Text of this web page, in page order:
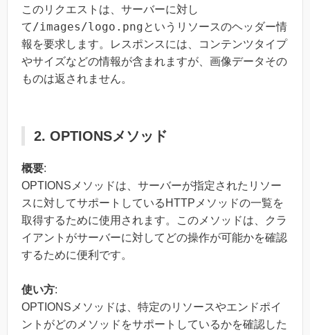
このリクエストは、サーバーに対し
て /images/logo.pngというリソースのヘッダー情
報を要求します。レスポンスには、コンテンツタイプ
やサイズなどの情報が含まれますが、画像データその
ものは返されません。
2. OPTIONSメソッド
概要:
OPTIONSメソッドは、サーバーが指定されたリソー
スに対してサポートしているHTTPメソッドの一覧を
取得するために使用されます。このメソッドは、クラ
イアントがサーバーに対してどの操作が可能かを確認
するために便利です。
使い方:
OPTIONSメソッドは、特定のリソースやエンドポイ
ントがどのメソッドをサポートしているかを確認した